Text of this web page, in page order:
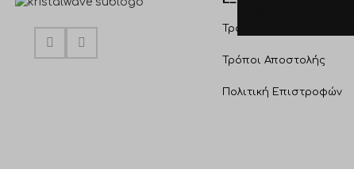
Τρόποι Πληρωμής
Τρόποι Αποστολής
Πολιτική Επιστροφών